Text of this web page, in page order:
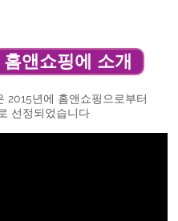
앤쇼핑에 소개
2015년에 홈앤쇼핑으로부터
선정되었습니다